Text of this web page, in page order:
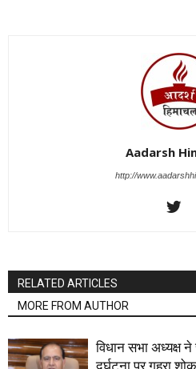
Aadarsh
http://
RELATED ARTICLES
MORE FROM AUTHOR
विधान सभा अध्यक्ष
दुर्घटना पर गहरा